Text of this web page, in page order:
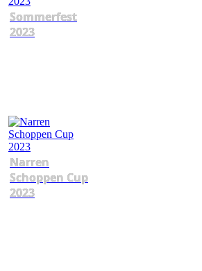
Sommerfest
2023
Narren
Schoppen Cup
2023